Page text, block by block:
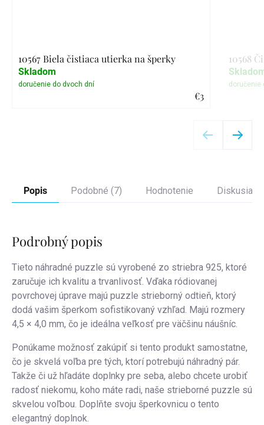
10567 Biela čistiaca utierka na šperky
€3
Skladom
10568
Popis Podobné (7) Hodnotenie Diskusia
Podrobný popis
Tieto náhradné puzzle sú vyrobené zo striebra 925, ktoré
zaručuje ich kvalitu a trvanlivosť. Vďaka ródiovanej
povrchovej úprave majú puzzle strieborný odtieň, ktorý
dodá vašim šperkom sofistikovaný vzhľad. Majú rozmery
4,5 × 4,0 mm, čo je ideálna veľkosť pre väčšinu náušníc.
Ponúkame možnosť zakúpiť si tento produkt samostatne,
čo je skvelá voľba pre tých, ktorí potrebujú náhradný pár.
Takže či už hľadáte doplnky pre seba, alebo chcete urobiť
radosť niekomu, koho máte radi, naše strieborné puzzle sú
skvelou voľbou. Doplňte svoju šperkovnicu o tento
elegantný doplnok.